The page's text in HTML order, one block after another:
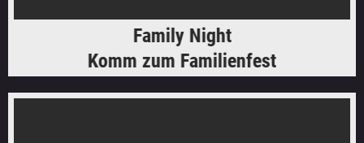
Family Night
Komm zum Familienfest